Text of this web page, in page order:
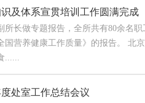
及体系宣贯培训工作圆满完成
所长做专题报告，全所共有80余名
国营养健康工作质量》的报告。 北
处室工作总结会议